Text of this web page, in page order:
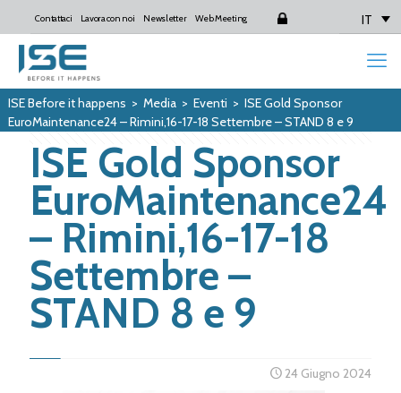
Contattaci Lavora con noi Newsletter Web Meeting IT
ISE Before it happens > Media> Eventi > ISE Gold Sponsor
EuroMaintenance24 – Rimini,16-17-18 Settembre – STAND 8 e 9
ISE Gold Sponsor
EuroMaintenance24
– Rimini,16-17-18
Settembre –
STAND 8 e 9
24 Giugno 2024